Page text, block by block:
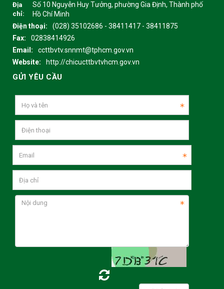
Địa
chỉ:
Số 10 Nguyễn Huy Tưởng, phường Gia Định, Thành phố
Hồ Chí Minh
Điện thoại:
(028) 35102686 - 38411417 - 38411875
Fax:
02838414926
Email:
ccttbvtv.snnmt@tphcm.gov.vn
Website:
http://chicucttbvtvhcm.gov.vn
GỬI YÊU CẦU